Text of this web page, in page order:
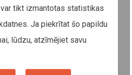
valdības un
valdības
tikt izmantotas statistikas
Ja piekrītat šo papildu
lūdzu, atzīmējiet savu